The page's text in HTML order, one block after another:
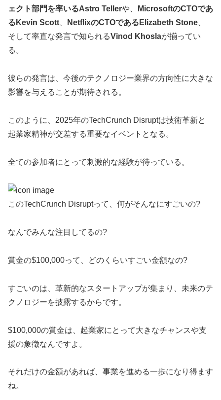
ェクト部門を率いるAstro Tellerや、
MicrosoftのCTOであ
るKevin Scott、 NetflixのCTOであるElizabeth Stone、
そして率直な発言で知られるVinod Khoslaが揃ってい
る。
彼らの発言は、今後のテクノロジー業界の方向性に大きな
影響を与えることが期待される。
このように、2025年のTechCrunch Disruptは技術革新と
起業家精神が交差する重要なイベントとなる。
全ての参加者にとって刺激的な経験が待っている。
このTechCrunch Disruptって、何がそんなにすごいの?
なんでみんな注目してるの?
賞金の$100,000って、どのくらいすごい金額なの?
すごいのは、革新的なスタートアップが集まり、未来のテ
クノロジーを披露するからです。
$100,000の賞金は、起業家にとって大きなチャンスや支
援の象徴なんですよ。
それだけの金額があれば、事業を進める一歩になり得ます
ね。